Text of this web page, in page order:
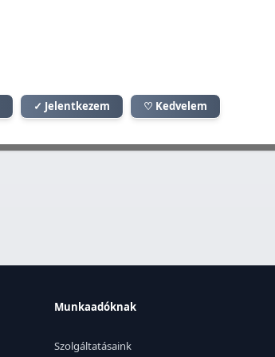
✓ Jelentkezem ♡ Kedvelem
Munkaadóknak
Szolgáltatásaink